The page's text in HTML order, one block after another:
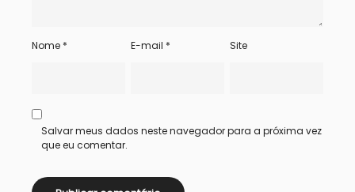
Nome * E-mail * Site
Salvar meus dados neste navegador para a próxima vez
que eu comentar.